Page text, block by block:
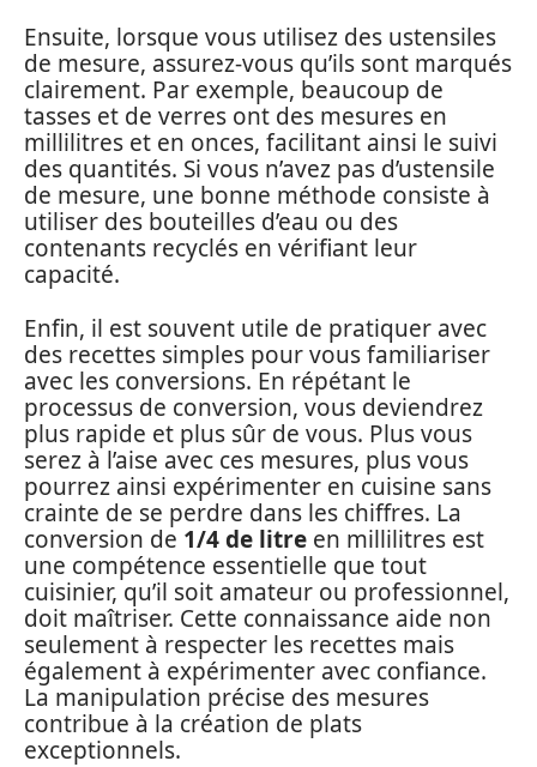
Ensuite, lorsque vous utilisez des ustensiles
de mesure, assurez-vous qu’ils sont marqués
clairement. Par exemple, beaucoup de
tasses et de verres ont des mesures en
millilitres et en onces, facilitant ainsi le suivi
des quantités. Si vous n’avez pas d’ustensile
de mesure, une bonne méthode consiste à
utiliser des bouteilles d’eau ou des
contenants recyclés en vérifiant leur
capacité.
Enfin, il est souvent utile de pratiquer avec
des recettes simples pour vous familiariser
avec les conversions. En répétant le
processus de conversion, vous deviendrez
plus rapide et plus sûr de vous. Plus vous
serez à l’aise avec ces mesures, plus vous
pourrez ainsi expérimenter en cuisine sans
crainte de se perdre dans les chiffres. La
conversion de 1/4 de litre en millilitres est
une compétence essentielle que tout
cuisinier, qu’il soit amateur ou professionnel,
doit maîtriser. Cette connaissance aide non
seulement à respecter les recettes mais
également à expérimenter avec confiance.
La manipulation précise des mesures
contribue à la création de plats
exceptionnels.